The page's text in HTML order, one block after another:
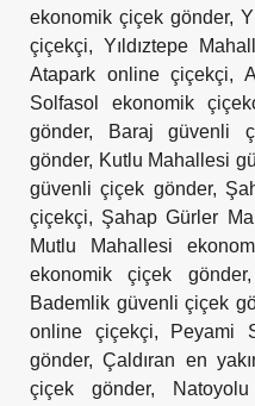
ekonomik çiçek gönder,
çiçekçi,Yıldıztepe
Atapark online çiçekçi,
Solfasol ekonomik
gönder, Baraj güvenli
gönder, Kutlu Mahallesi
güvenli çiçek gönder,
çiçekçi, Şahap Gürler
Mutlu Mahallesi
ekonomik çiçek gönder
Bademlik güvenli çiçek
online çiçekçi, Peyami
gönder,Çaldıran en
çiçek gönder,